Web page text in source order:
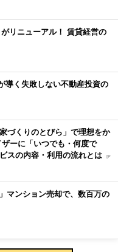
がリニューアル！ 賃貸経営の
導く失敗しない不動産投資の
づくりのとびら」で理想をか
ーに「いつでも・何度で
スの内容・利用の流れとは [P
マンション売却で、数百万の